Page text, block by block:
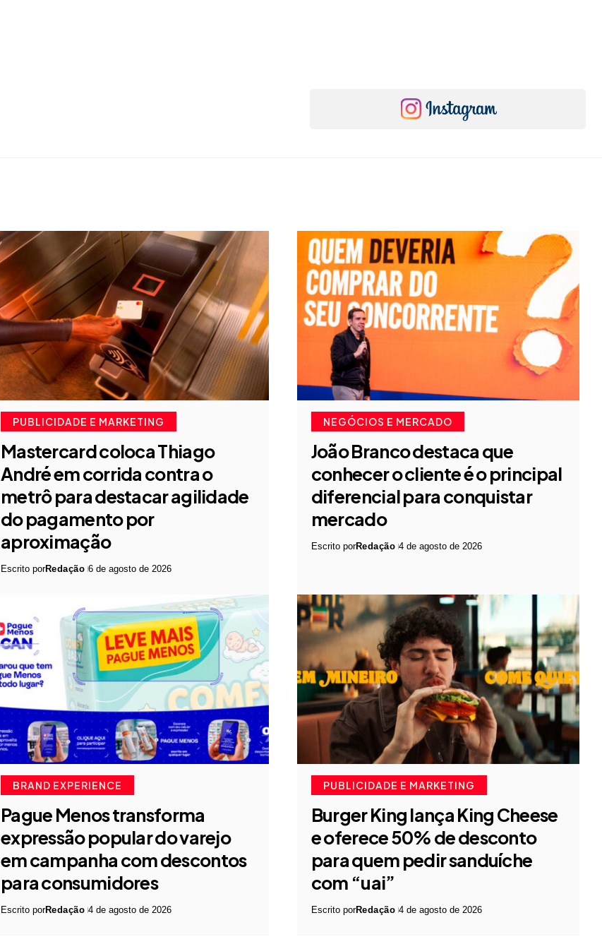
PUBLICIDADE E MARKETING
Mastercard coloca Thiago
André em corrida contra o
metrô para destacar agilidade
do pagamento por
aproximação
Escrito porRedação 6 de agosto de 2026
NEGÓCIOS E MERCADO
João Branco destaca que
conhecer o cliente é o principal
diferencial para conquistar
mercado
Escrito porRedação 4 de agosto de 2026
BRAND EXPERIENCE
Pague Menos transforma
expressão popular do varejo
em campanha com descontos
para consumidores
Escrito porRedação 4 de agosto de 2026
PUBLICIDADE E MARKETING
Burger King lança King Cheese
e oferece 50% de desconto
para quem pedir sanduíche
com “uai”
Escrito porRedação 4 de agosto de 2026